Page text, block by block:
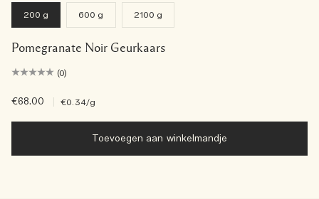
200 g 600 g 2100 g
Pomegranate Noir Geurkaars
(0)
€68.00 €0.34/g
Toevoegen aan winkelmandje